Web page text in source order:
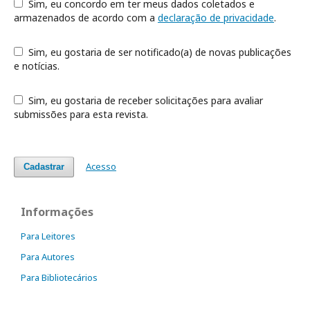
armazenados de acordo com a declaração de privacidade.
e notícias.
submissões para esta revista.
Cadastrar Acesso
Informações
Para Leitores
Para Autores
Para Bibliotecários